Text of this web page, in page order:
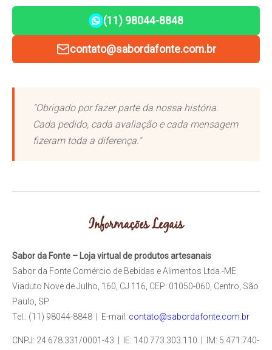
(11) 98044-8848
contato@sabordafonte.com.br
"Obrigado por fazer parte da nossa história.
Cada pedido, cada avaliação e cada mensagem
fizeram toda a diferença."
Informações Legais
Sabor da Fonte – Loja virtual de produtos artesanais
Sabor da Fonte Comércio de Bebidas e Alimentos Ltda.-ME
Viaduto Nove de Julho, 160, CJ 116, CEP: 01050-060, Centro, São
Paulo, SP
Tel.: (11) 98044-8848 | E-mail: contato@sabordafonte.com.br
CNPJ: 24.678.331/0001-43 | IE: 140.773.303.110 | IM: 5.471.740-